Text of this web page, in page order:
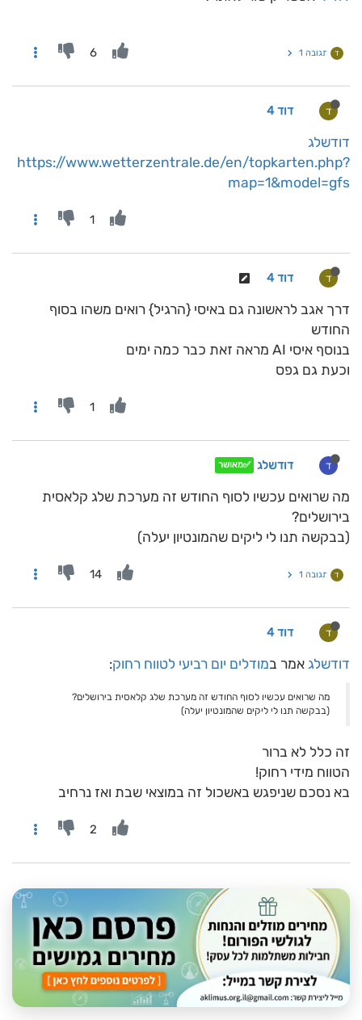
ד תגובה 1 6
ד דוד 4
דודשלג
https://www.wetterzentrale.de/en/topkarten.php?
map=1&model=gfs
1
ד דוד 4
דרך אגב לראשונה גם באיסי {הרגיל} רואים משהו בסוף
החודש
בנוסף איסי AI מראה זאת כבר כמה ימים
וכעת גם גפס
1
ד דודשלג ✅מאושר
מה שרואים עכשיו לסוף החודש זה מערכת שלג קלאסית
בירושלים?
(בבקשה תנו לי ליקים שהמונטיון יעלה)
ד תגובה 1 14
ד דוד 4
דודשלג אמר במודלים יום רביעי לטווח רחוק:
מה שרואים עכשיו לסוף החודש זה מערכת שלג קלאסית בירושלים?
(בבקשה תנו לי ליקים שהמונטיון יעלה)
זה כלל לא ברור
הטווח מידי רחוק!
בא נסכם שניפגש באשכול זה במוצאי שבת ואז נרחיב
2